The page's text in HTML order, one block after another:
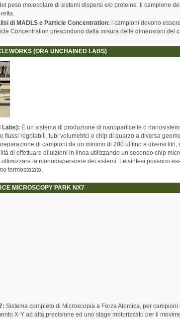
peso molecolare di sistemi dispersi e/o proteine. Il campione
di MADLS e Particle Concentration: i campioni devono
Concentration prescindono dalla misura delle dimensioni del
(ORA UNCHAINED LABS)
Labs): È un sistema di produzione di nanoparticelle o
flussi regolabili, tubi volumetrici e chip di quarzo a diversa
di campioni da un minimo di 200 ul fino a diversi
di effettuare diluizioni in linea utilizzando un secondo chip
la monodispersione dei sistemi. Le sintesi possono
termostatato.
MICROSCOPY PARK NX7
Sistema completo di Microscopia a Forza Atomica, per
X-Y ad alta precisione ed uno stage motorizzato per il